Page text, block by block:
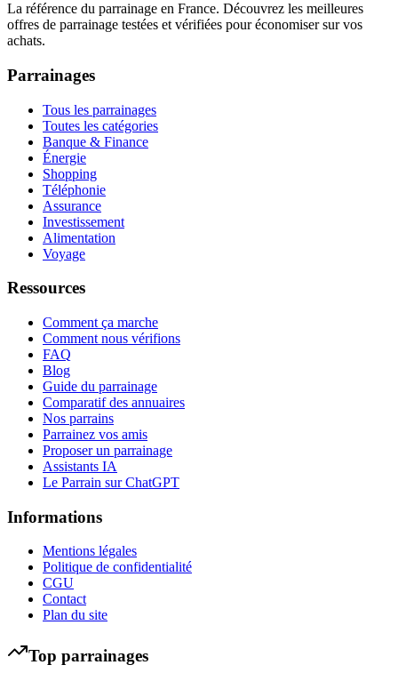
La référence du parrainage en France. Découvrez les meilleures
offres de parrainage testées et vérifiées pour économiser sur vos
achats.
Parrainages
Tous les parrainages
Toutes les catégories
Banque & Finance
Énergie
Shopping
Téléphonie
Assurance
Investissement
Alimentation
Voyage
Ressources
Comment ça marche
Comment nous vérifions
FAQ
Blog
Guide du parrainage
Comparatif des annuaires
Nos parrains
Parrainez vos amis
Proposer un parrainage
Assistants IA
Le Parrain sur ChatGPT
Informations
Mentions légales
Politique de confidentialité
CGU
Contact
Plan du site
Top parrainages